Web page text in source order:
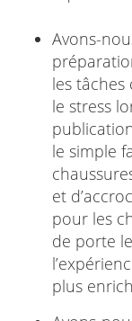
Avons-
les
le stress
le simple
et
pour les
de porte
plus